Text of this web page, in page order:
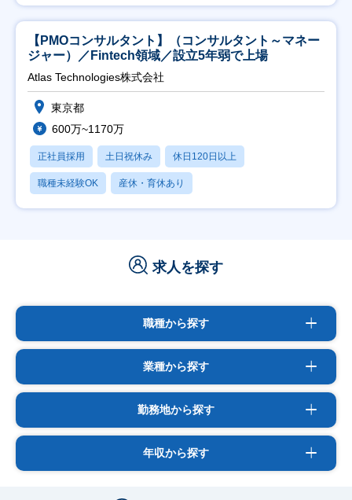
【PMOコンサルタント】（コンサルタント～マネー
ジャー）／Fintech領域／設立5年弱で上場
Atlas Technologies株式会社
東京都
600万~1170万
正社員採用 土日祝休み 休日120日以上
職種未経験OK 産休・育休あり
求人を探す
職種から探す
業種から探す
勤務地から探す
年収から探す